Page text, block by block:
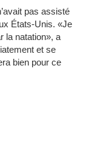
pas assisté
États-Unis. «Je
la natation», a
et se
bien pour ce